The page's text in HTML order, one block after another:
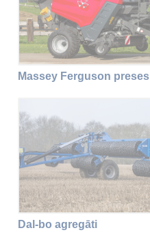
Massey Ferguson preses
Dal-bo agregāti